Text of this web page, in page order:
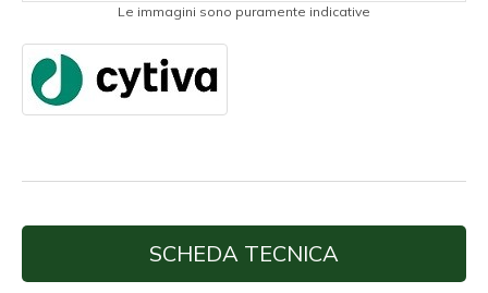
Le immagini sono puramente indicative
SCHEDA TECNICA